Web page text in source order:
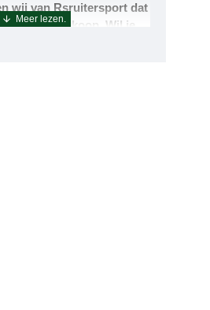
wij van Rsruitersport dat
met uw aankoop. Wil je